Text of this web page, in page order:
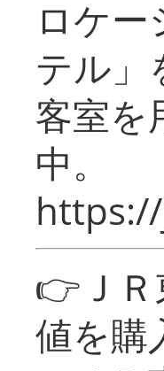
ロケ
テル」
客室を
中。
👉Ｊ
値を